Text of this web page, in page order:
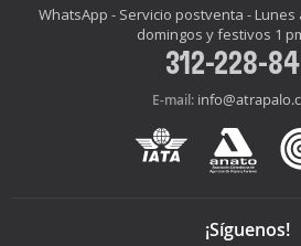
WhatsApp - Servicio postventa - Lunes
domingos y festivos 1
312-228-
E-mail:
¡Síguenos!